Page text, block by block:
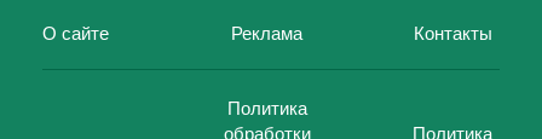
О сайте Реклама Контакты
Политика
обработки
Политика